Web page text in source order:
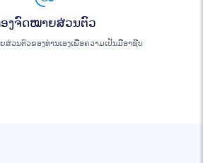
ງຈົດໝາຍສ່ວນຕົວ
ສ່ວນຕົວຂອງທ່ານເອງເພື່ອຄວາມເປັນມືອາຊີບ